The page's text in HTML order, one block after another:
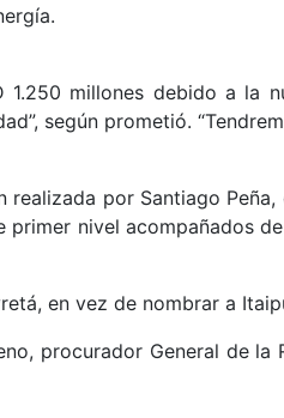
1.250 millones debido a la
según prometió.
por Santiago
nivel acompañados
en vez de nombrar a
procurador General de la